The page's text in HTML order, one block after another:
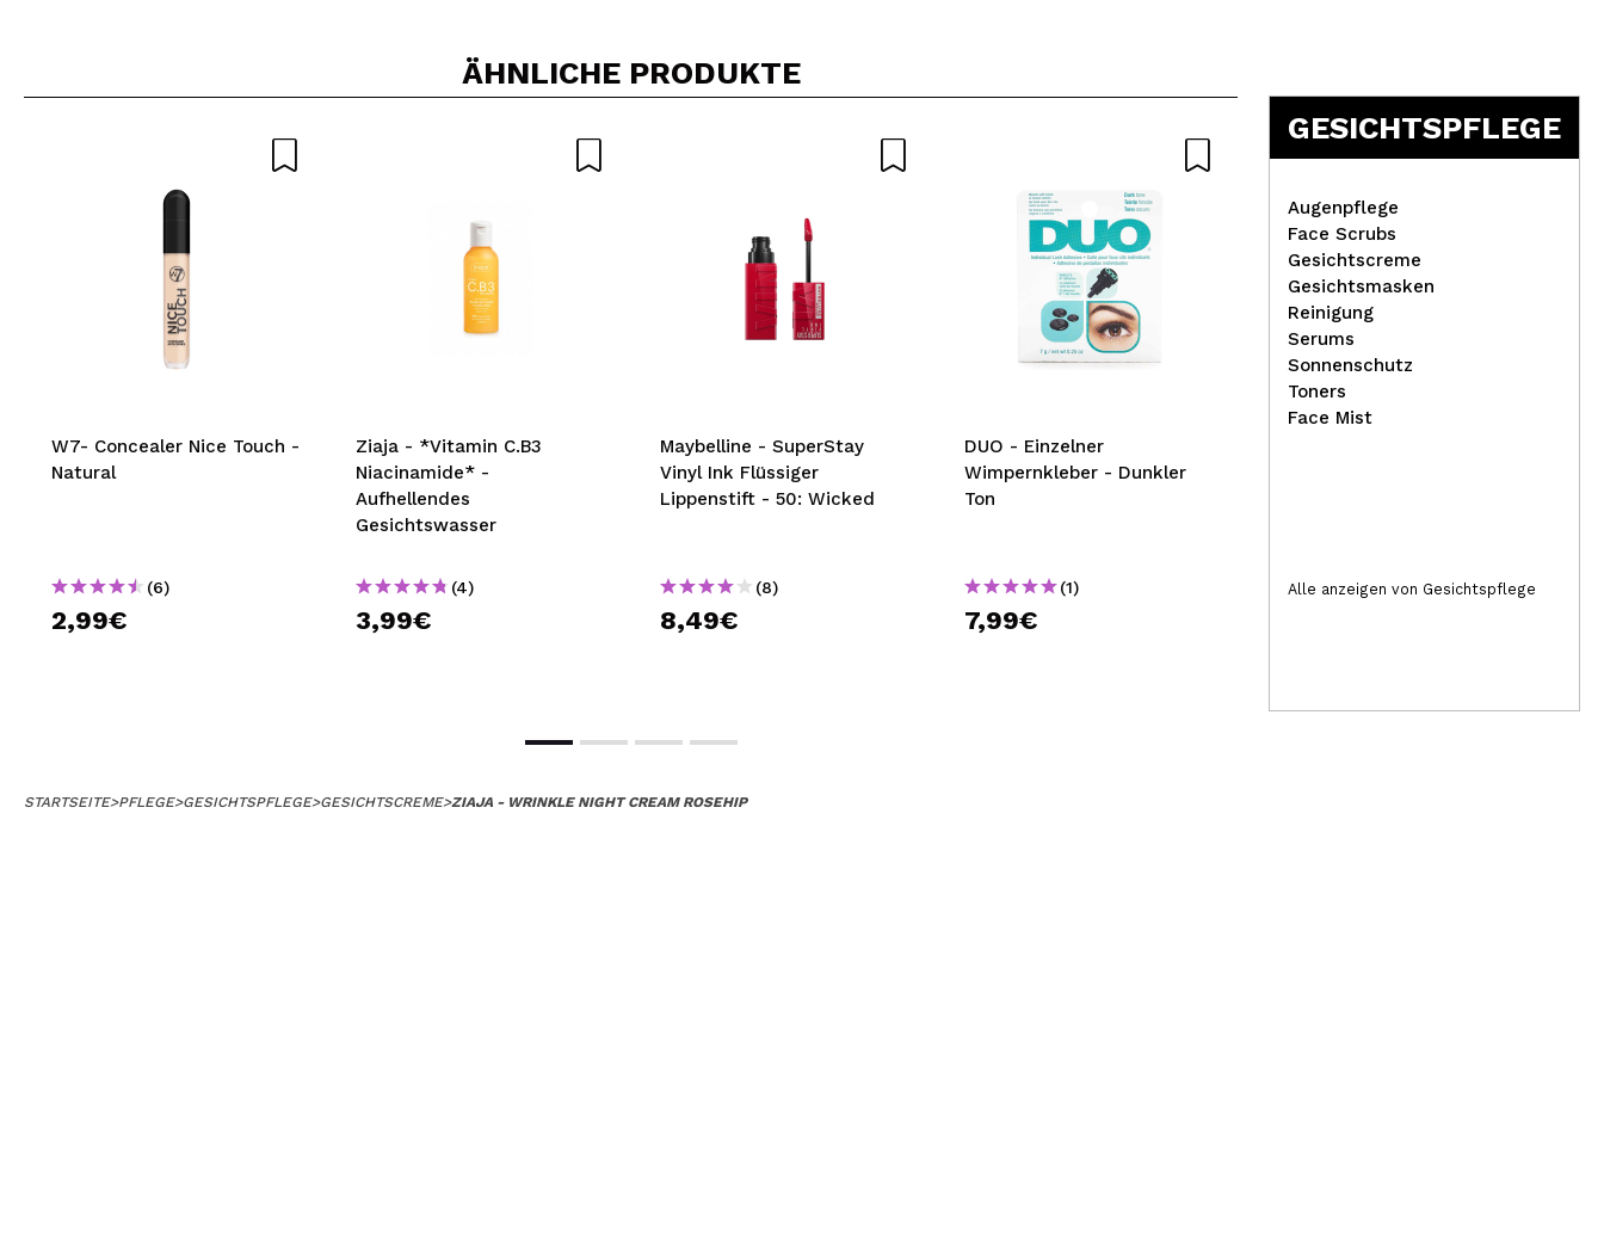
ÄHNLICHE PRODUKTE
W7- Concealer Nice Touch -
Natural
(6)
2,99€
Ziaja - *Vitamin C.B3
Niacinamide* -
Aufhellendes
Gesichtswasser
(4)
3,99€
Maybelline - SuperStay
Vinyl Ink Flüssiger
Lippenstift - 50: Wicked
(8)
8,49€
DUO - Einzelner
Wimpernkleber - Dunkler
Ton
(1)
7,99€
Technic Cosmetics -
Summer VIbes Lippenöl -
Pina colada
(6)
GESICHTSPFLEGE
Augenpflege
Face Scrubs
Gesichtscreme
Gesichtsmasken
Reinigung
Serums
Sonnenschutz
Toners
Face Mist
Alle anzeigen von Gesichtspflege
STARTSEITE>PFLEGE>GESICHTSPFLEGE>GESICHTSCREME>ZIAJA - WRINKLE NIGHT CREAM ROSEHIP